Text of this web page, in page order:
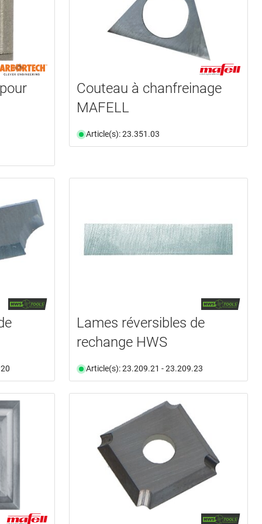
Couteau à chanfreinage
MAFELL
Article(s): 23.351.03
Lames réversibles de
rechange HWS
Article(s): 23.209.21 - 23.209.23